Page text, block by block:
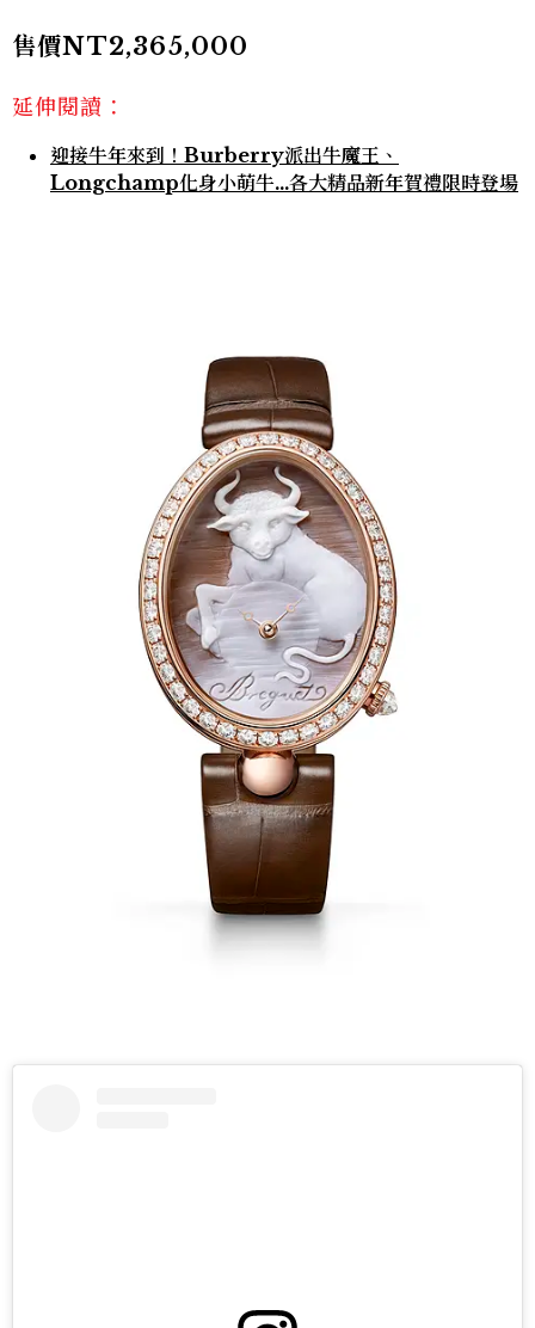
售價NT2,365,000
延伸閱讀：
迎接牛年來到！Burberry派出牛魔王、
Longchamp化身小萌牛…各大精品新年賀禮限時登場